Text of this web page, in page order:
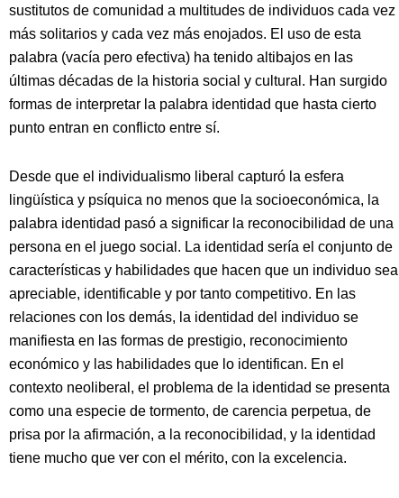
sustitutos de comunidad a multitudes de individuos cada vez
más solitarios y cada vez más enojados. El uso de esta
palabra (vacía pero efectiva) ha tenido altibajos en las
últimas décadas de la historia social y cultural. Han surgido
formas de interpretar la palabra identidad que hasta cierto
punto entran en conflicto entre sí.
Desde que el individualismo liberal capturó la esfera
lingüística y psíquica no menos que la socioeconómica, la
palabra identidad pasó a significar la reconocibilidad de una
persona en el juego social. La identidad sería el conjunto de
características y habilidades que hacen que un individuo sea
apreciable, identificable y por tanto competitivo. En las
relaciones con los demás, la identidad del individuo se
manifiesta en las formas de prestigio, reconocimiento
económico y las habilidades que lo identifican. En el
contexto neoliberal, el problema de la identidad se presenta
como una especie de tormento, de carencia perpetua, de
prisa por la afirmación, a la reconocibilidad, y la identidad
tiene mucho que ver con el mérito, con la excelencia.